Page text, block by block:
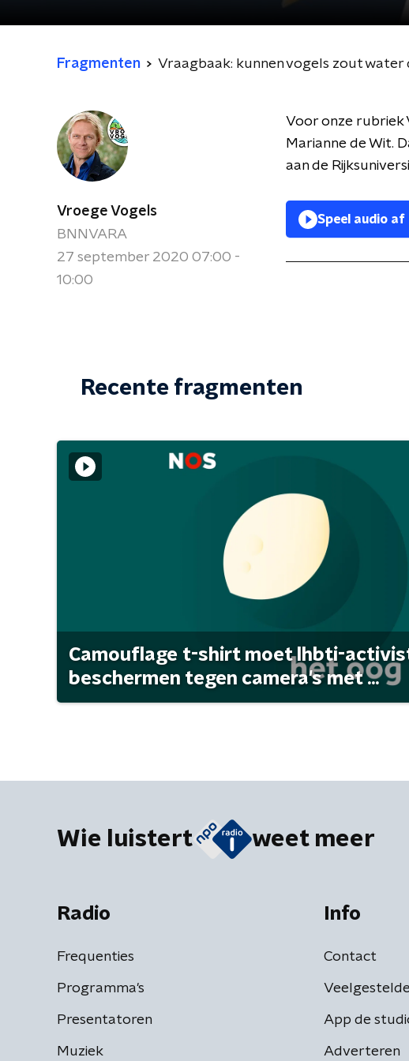
Fragmenten Vraagbaak: kunnen vogels zout water
Vroege Vogels
BNNVARA
27 september 2020 07:00 -
10:00
Voor onze rubriek
Marianne de Wit.
aan de
Speel audio af
Recente fragmenten
Camouflage t-shirt moet lhbti-
beschermen tegen camera's met ...
Wie luistert weet meer
Radio
Frequenties
Programma's
Presentatoren
Muziek
Info
Contact
App de
Adverteren